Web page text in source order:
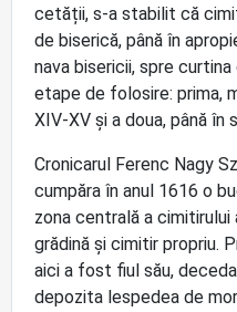
cetății, s-a stabilit că
de biserică, până în
nava bisericii, spre
etape de folosire: prima,
XIV-XV și a doua, până în
Cronicarul Ferenc Nagy
cumpăra în anul 1616 o
zona centrală a
grădină și cimitir propriu.
aici a fost fiul său,
depozita lespedea de